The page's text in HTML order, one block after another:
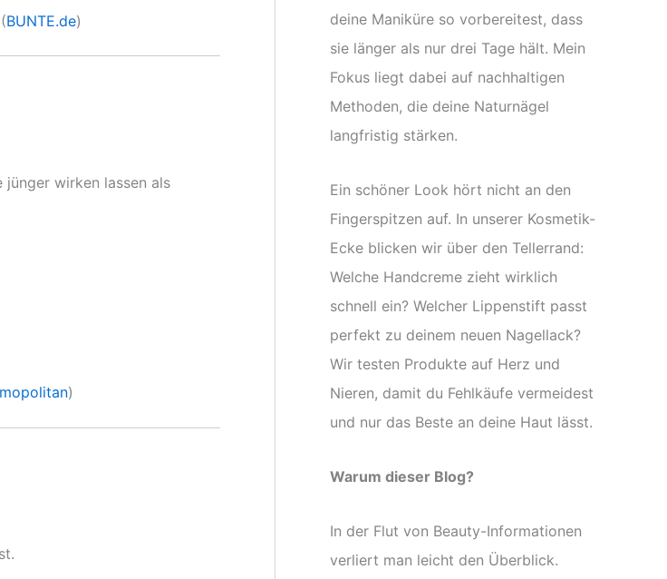
BUNTE.de)
jünger wirken lassen als
)
deine Maniküre so vorbereitest, dass
sie länger als nur drei Tage hält. Mein
Fokus liegt dabei auf nachhaltigen
Methoden, die deine Naturnägel
langfristig stärken.
Ein schöner Look hört nicht an den
Fingerspitzen auf. In unserer Kosmetik-
Ecke blicken wir über den Tellerrand:
Welche Handcreme zieht wirklich
schnell ein? Welcher Lippenstift passt
perfekt zu deinem neuen Nagellack?
Wir testen Produkte auf Herz und
Nieren, damit du Fehlkäufe vermeidest
und nur das Beste an deine Haut lässt.
Warum dieser Blog?
In der Flut von Beauty-Informationen
verliert man leicht den Überblick.